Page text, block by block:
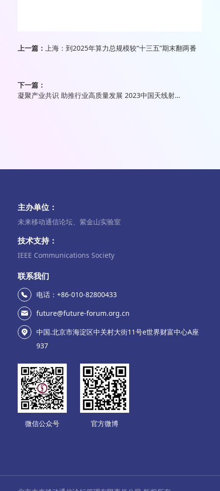
上一篇： 上海：到2025年算力总规模较“十三五”期末翻两番
下一篇：
凝聚产业共识 助推行业高质量发展 2023中国天线射频技术与产业发展大会成功召开
主办单位：
未来移动通信论坛、紫金山实验室
技术支持：
IEEE Communications Society
联系我们
电话：+86-010-82800433
future@future-forum.org.cn
中国.北京市海淀区中关村大街11号e世界财富中心A座
937
微信公众号 官方微博